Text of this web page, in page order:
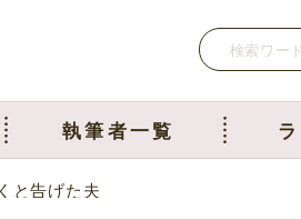
執筆者一覧
と告げた夫